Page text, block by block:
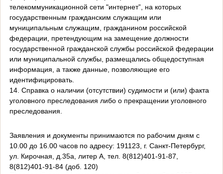
телекоммуникационной сети "интернет”, на которых
государственным гражданским служащим или
муниципальным служащим, гражданином российской
федерации, претендующим на замещение должности
государственной гражданской службы российской федерации
или муниципальной службы, размещались общедоступная
информация, а также данные, позволяющие его
идентифицировать.
14. Справка о наличии (отсутствии) судимости и (или) факта
уголовного преследования либо о прекращении уголовного
преследования.
Заявления и документы принимаются по рабочим дням с
10.00 до 16.00 часов по адресу: 191123, г. Санкт-Петербург,
ул. Кирочная, д.35а, литер А, тел. 8(812)401-91-87,
8(812)401-91-84 (доб. 120)